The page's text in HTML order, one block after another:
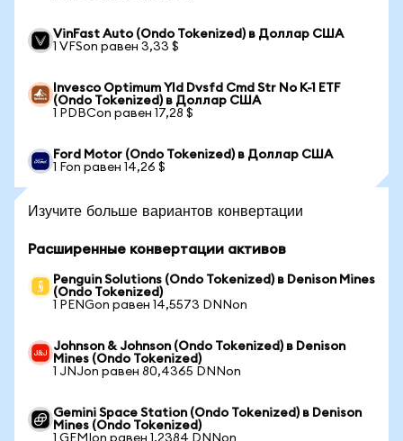
VinFast Auto (Ondo Tokenized) в Доллар США
1 VFSon равен 3,33 $
Invesco Optimum Yld Dvsfd Cmd Str No K-1 ETF
(Ondo Tokenized) в Доллар США
1 PDBCon равен 17,28 $
Ford Motor (Ondo Tokenized) в Доллар США
1 Fon равен 14,26 $
Изучите больше вариантов конвертации
Расширенные конвертации активов
Penguin Solutions (Ondo Tokenized) в Denison Mines
(Ondo Tokenized)
1 PENGon равен 14,5573 DNNon
Johnson & Johnson (Ondo Tokenized) в Denison
Mines (Ondo Tokenized)
1 JNJon равен 80,4365 DNNon
Gemini Space Station (Ondo Tokenized) в Denison
Mines (Ondo Tokenized)
1 GEMIon равен 1,2384 DNNon